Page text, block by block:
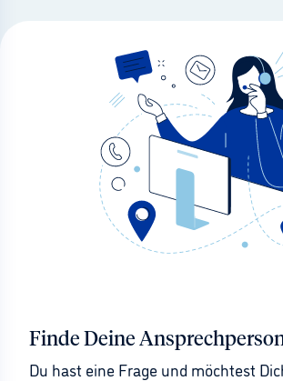
Finde Deine
Du hast eine Frage und möchtest